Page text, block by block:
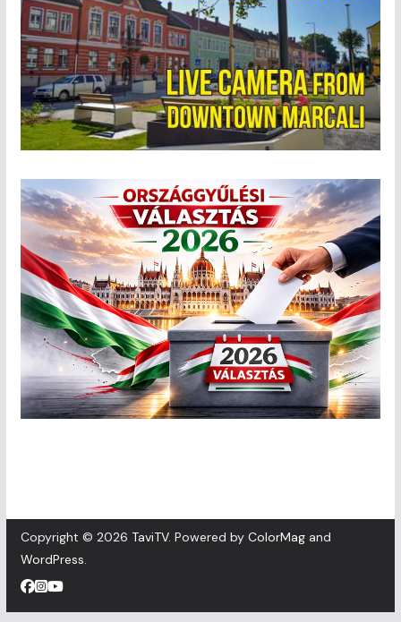
Copyright © 2026 TaviTV. Powered by ColorMagand
WordPress.